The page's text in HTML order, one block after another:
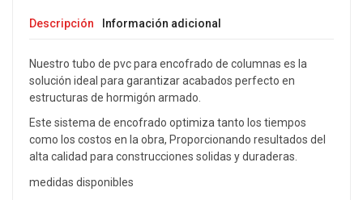
Descripción Información adicional
Nuestro tubo de pvc para encofrado de columnas es la
solución ideal para garantizar acabados perfecto en
estructuras de hormigón armado.
Este sistema de encofrado optimiza tanto los tiempos
como los costos en la obra, Proporcionando resultados del
alta calidad para construcciones solidas y duraderas.
medidas disponibles